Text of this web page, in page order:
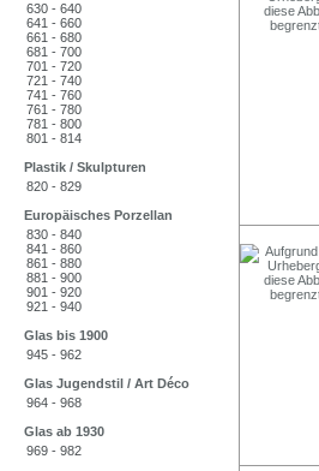
630 - 640
641 - 660
661 - 680
681 - 700
701 - 720
721 - 740
741 - 760
761 - 780
781 - 800
801 - 814
Plastik / Skulpturen
820 - 829
Europäisches Porzellan
830 - 840
841 - 860
861 - 880
881 - 900
901 - 920
921 - 940
Glas bis 1900
945 - 962
Glas Jugendstil / Art Déco
964 - 968
Glas ab 1930
969 - 982